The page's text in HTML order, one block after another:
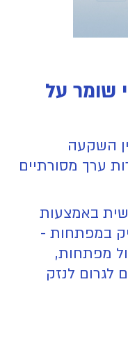
שומר על
השקעה
ערך מסורתיים
באמצעות
במפתחות -
מפתחות,
לגרום לנזק